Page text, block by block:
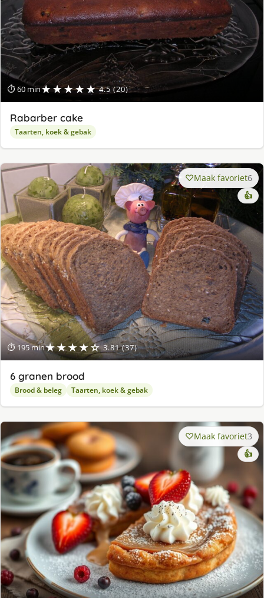
⏱ 60 min★★★★★ 4.5 (20)
Rabarber cake
Taarten, koek & gebak
⏱ 195 min★★★★☆ 3.81 (37)
Maak favoriet6
👍
6 granen brood
Brood & beleg Taarten, koek & gebak
Maak favoriet3
👍